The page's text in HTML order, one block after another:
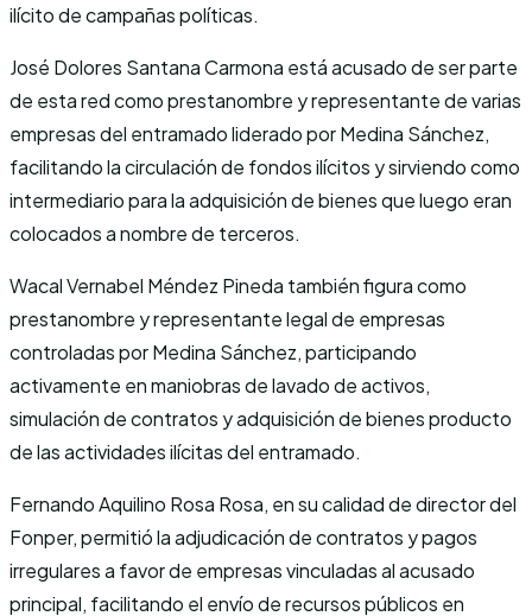
ilícito de campañas políticas.
José Dolores Santana Carmona está acusado de ser parte
de esta red como prestanombre y representante de varias
empresas del entramado liderado por Medina Sánchez,
facilitando la circulación de fondos ilícitos y sirviendo como
intermediario para la adquisición de bienes que luego eran
colocados a nombre de terceros.
Wacal Vernabel Méndez Pineda también figura como
prestanombre y representante legal de empresas
controladas por Medina Sánchez, participando
activamente en maniobras de lavado de activos,
simulación de contratos y adquisición de bienes producto
de las actividades ilícitas del entramado.
Fernando Aquilino Rosa Rosa, en su calidad de director del
Fonper, permitió la adjudicación de contratos y pagos
irregulares a favor de empresas vinculadas al acusado
principal, facilitando el envío de recursos públicos en